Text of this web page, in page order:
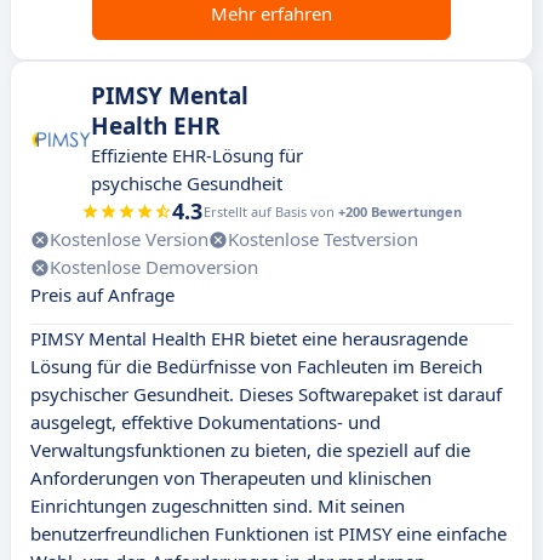
Mehr erfahren
PIMSY Mental
Health EHR
Effiziente EHR-Lösung für
psychische Gesundheit
4.3Erstellt auf Basis von +200 Bewertungen
Kostenlose Version
Kostenlose Testversion
Kostenlose Demoversion
Preis auf Anfrage
PIMSY Mental Health EHR bietet eine herausragende
Lösung für die Bedürfnisse von Fachleuten im Bereich
psychischer Gesundheit. Dieses Softwarepaket ist darauf
ausgelegt, effektive Dokumentations- und
Verwaltungsfunktionen zu bieten, die speziell auf die
Anforderungen von Therapeuten und klinischen
Einrichtungen zugeschnitten sind. Mit seinen
benutzerfreundlichen Funktionen ist PIMSY eine einfache